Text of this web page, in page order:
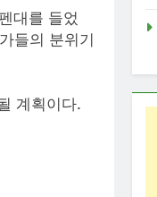
대를 들었
들의 분위기
계획이다.